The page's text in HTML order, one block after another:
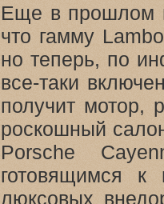
Еще в прошлом
что гамму
но теперь, по
все-таки
получит мотор,
роскошный
Porsche
готовящимся к
люксовых